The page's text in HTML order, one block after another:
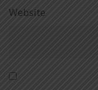
Website